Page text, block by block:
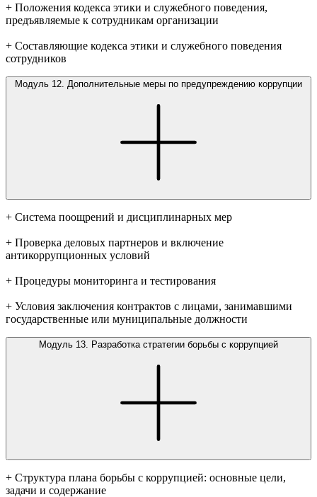
+ Положения кодекса этики и служебного поведения,
предъявляемые к сотрудникам организации
+ Составляющие кодекса этики и служебного поведения
сотрудников
Модуль 12. Дополнительные меры по предупреждению коррупции
+ Система поощрений и дисциплинарных мер
+ Проверка деловых партнеров и включение
антикоррупционных условий
+ Процедуры мониторинга и тестирования
+ Условия заключения контрактов с лицами, занимавшими
государственные или муниципальные должности
Модуль 13. Разработка стратегии борьбы с коррупцией
+ Структура плана борьбы с коррупцией: основные цели,
задачи и содержание